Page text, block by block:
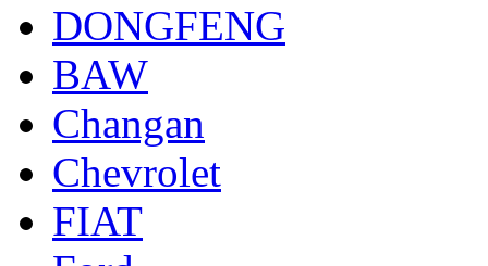
DONGFENG
BAW
Changan
Chevrolet
FIAT